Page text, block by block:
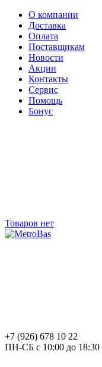
О компании
Доставка
Оплата
Поставщикам
Новости
Акции
Контакты
Сервис
Помощь
Бонус
Товаров нет
+7 (926) 678 10 22
ПН-СБ с 10:00 до